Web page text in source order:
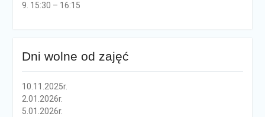
9. 15:30 – 16:15
Dni wolne od zajęć
10.11.2025r.
2.01.2026r.
5.01.2026r.